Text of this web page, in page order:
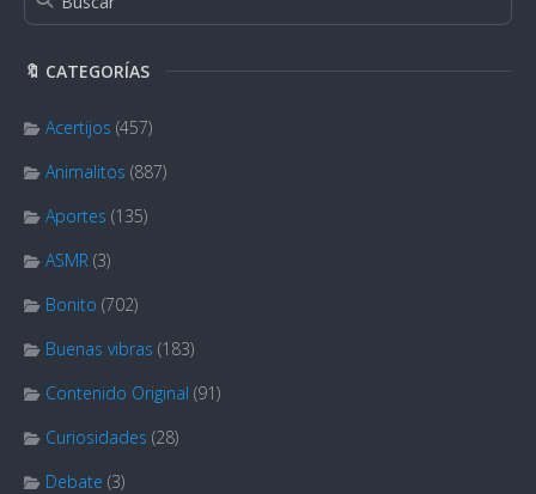
🔖 CATEGORÍAS
Acertijos (457)
Animalitos (887)
Aportes (135)
ASMR (3)
Bonito (702)
Buenas vibras (183)
Contenido Original (91)
Curiosidades (28)
Debate (3)